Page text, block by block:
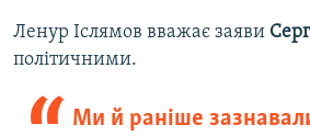
Ленур Іслямов вважає заяви
політичними.
Ми й раніше